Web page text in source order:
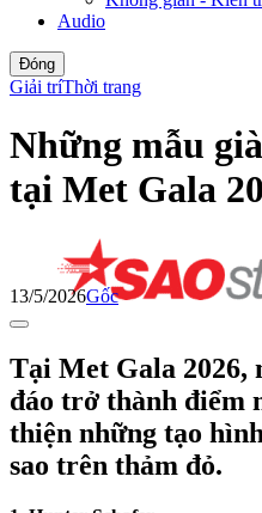
Audio
Đóng
Giải tríThời trang
Những mẫu
tại Met Gala
13/5/2026Gốc
Tại Met Gala 2026,
đáo trở thành điểm
thiện những tạo
sao trên thảm đỏ.